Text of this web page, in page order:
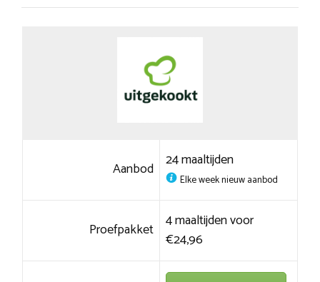
Aanbod 24 maaltijden
Elke week nieuw aanbod
Proefpakket 4 maaltijden voor
€24,96